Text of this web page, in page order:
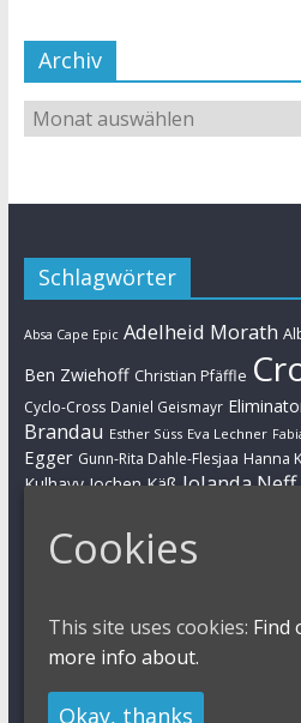
Archiv
Schlagwörter
Absa Cape Epic Adelheid Morath
Ben Zwiehoff Christian Pfäffle
Cyclo-Cross Daniel Geismayr
Brandau Esther Süss Eva Lechner
Egger Gunn-Rita Dahle-Flesjaa Hanna
Kulhavy Jochen Käß Jolanda Neff
Manuel FumicMarathon
Kaufmann Markus Schulte-Lünzum
MTB Nadine Rieder
Simon Stiebjahn UCI
Cookies
This site uses cookies: Find
more info about.
Okay, thanks